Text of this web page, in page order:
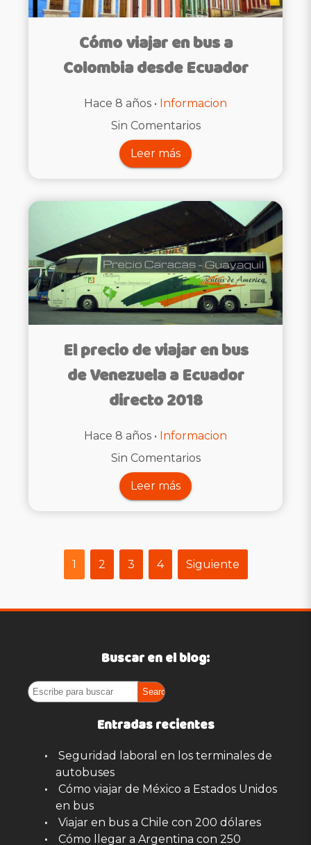
Cómo viajar en bus a
Colombia desde Ecuador
Hace 8 años • Informacion
Sin Comentarios
Leer más
El precio de viajar en bus
de Venezuela a Ecuador
directo 2018
Hace 8 años • Informacion
Sin Comentarios
Leer más
1 2 3 4 Siguiente
Buscar en el blog:
Entradas recientes
Seguridad laboral en los terminales de
autobuses
Cómo viajar de México a Estados Unidos
en bus
Viajar en bus a Chile con 200 dólares
Cómo llegar a Argentina con 250